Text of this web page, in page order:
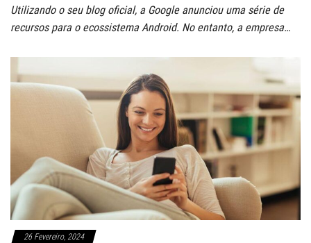
Utilizando o seu blog oficial, a Google anunciou uma série de
recursos para o ecossistema Android. No entanto, a empresa…
26 Fevereiro, 2024